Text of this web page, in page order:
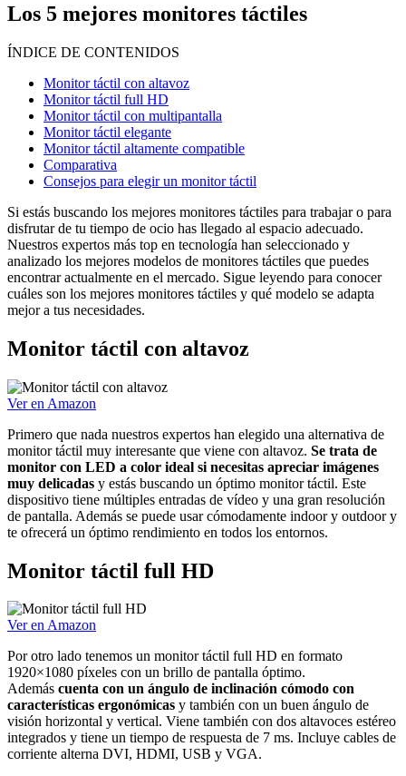
Los 5 mejores monitores táctiles
ÍNDICE DE CONTENIDOS
Monitor táctil con altavoz
Monitor táctil full HD
Monitor táctil con multipantalla
Monitor táctil elegante
Monitor táctil altamente compatible
Comparativa
Consejos para elegir un monitor táctil
Si estás buscando los mejores monitores táctiles para trabajar o para
disfrutar de tu tiempo de ocio has llegado al espacio adecuado.
Nuestros expertos más top en tecnología han seleccionado y
analizado los mejores modelos de monitores táctiles que puedes
encontrar actualmente en el mercado. Sigue leyendo para conocer
cuáles son los mejores monitores táctiles y qué modelo se adapta
mejor a tus necesidades.
Monitor táctil con altavoz
Ver en Amazon
Primero que nada nuestros expertos han elegido una alternativa de
monitor táctil muy interesante que viene con altavoz. Se trata de
monitor con LED a color ideal si necesitas apreciar imágenes
muy delicadas y estás buscando un óptimo monitor táctil. Este
dispositivo tiene múltiples entradas de vídeo y una gran resolución
de pantalla. Además se puede usar cómodamente indoor y outdoor y
te ofrecerá un óptimo rendimiento en todos los entornos.
Monitor táctil full HD
Ver en Amazon
Por otro lado tenemos un monitor táctil full HD en formato
1920×1080 píxeles con un brillo de pantalla óptimo.
Además cuenta con un ángulo de inclinación cómodo con
características ergonómicas y también con un buen ángulo de
visión horizontal y vertical. Viene también con dos altavoces estéreo
integrados y tiene un tiempo de respuesta de 7 ms. Incluye cables de
corriente alterna DVI, HDMI, USB y VGA.